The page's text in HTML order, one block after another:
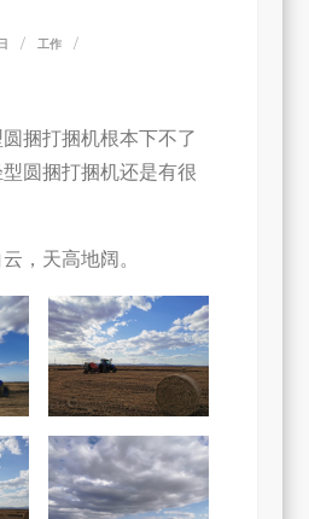
工作
捆打捆机根本下不了
圆捆打捆机还是有很
，天高地阔。